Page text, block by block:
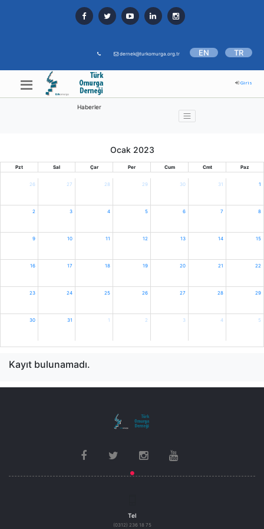
dernek@turkomurga.org.tr EN TR
Giris
Haberler
Ocak 2023
Pzt Sal Çar Per Cum Cmt Paz
26 27 28 29 30 31 1
2 3 4 5 6 7 8
9 10 11 12 13 14 15
16 17 18 19 20 21 22
23 24 25 26 27 28 29
30 31 1 2 3 4 5
Kayıt bulunamadı.
Tel
(0312) 236 18 75